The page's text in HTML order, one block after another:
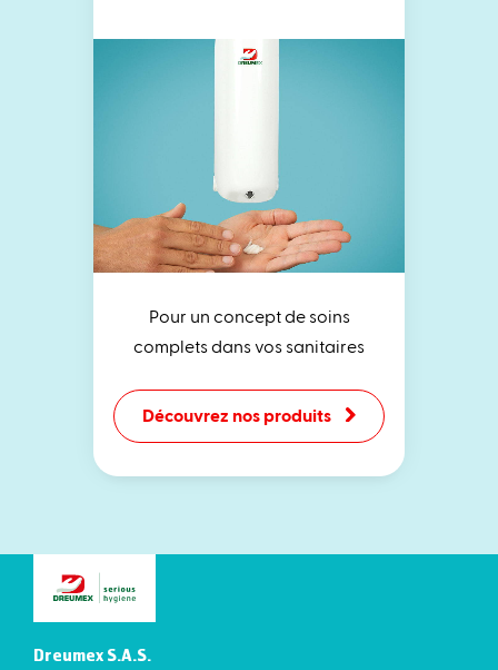
Pour un concept de soins
complets dans vos sanitaires
Découvrez nos produits
Dreumex S.A.S.